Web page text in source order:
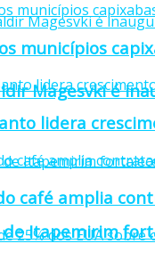
Magesvki é
de Itapemirim
municípios
lidera
café amplia